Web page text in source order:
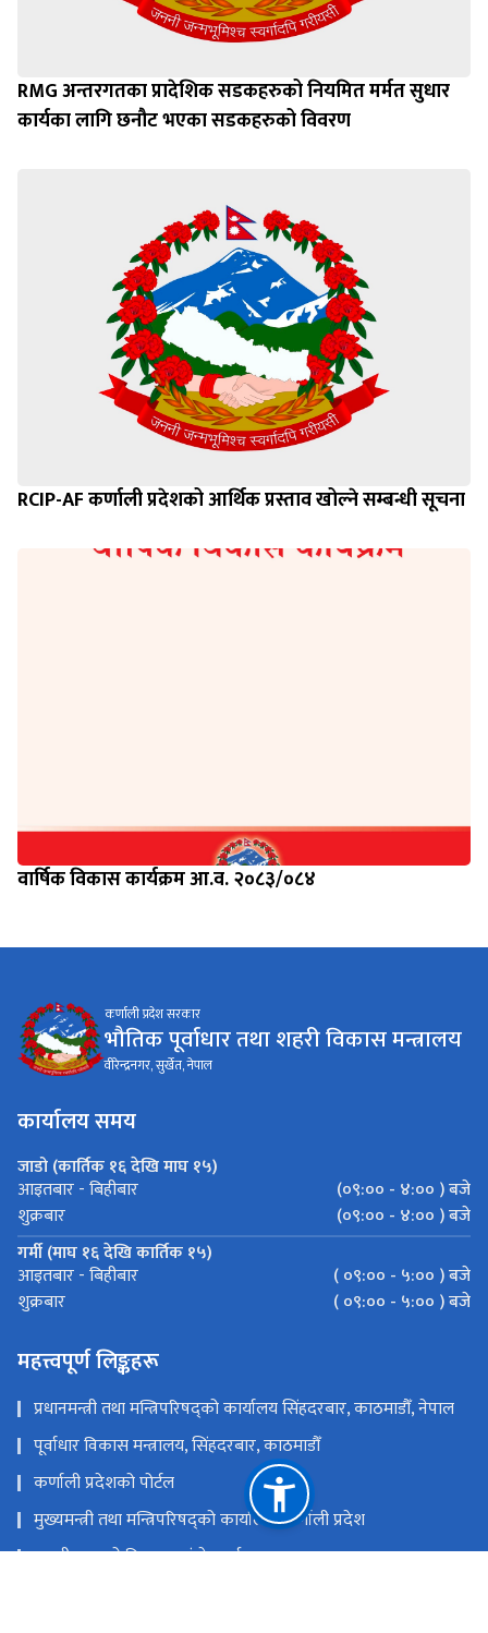
RMG अन्तरगतका प्रादेशिक सडकहरुको नियमित मर्मत सुधार
कार्यका लागि छनौट भएका सडकहरुको विवरण
RCIP-AF कर्णाली प्रदेशको आर्थिक प्रस्ताव खोल्ने सम्बन्धी सूचना
वार्षिक विकास कार्यक्रम आ.व. २०८३/०८४
कर्णाली प्रदेश सरकार
भौतिक पूर्वाधार तथा शहरी विकास मन्त्रालय
वीरेन्द्रनगर, सुर्खेत, नेपाल
कार्यालय समय
जाडो (कार्तिक १६ देखि माघ १५)
आइतबार - बिहीबार
(०९:०० - ४:०० ) बजे
शुक्रबार
(०९:०० - ४:०० ) बजे
गर्मी (माघ १६ देखि कार्तिक १५)
आइतबार - बिहीबार
( ०९:०० - ५:०० ) बजे
शुक्रबार
( ०९:०० - ५:०० ) बजे
महत्त्वपूर्ण लिङ्कहरू
प्रधानमन्त्री तथा मन्त्रिपरिषद्को कार्यालय सिंहदरबार, काठमाडौँ, नेपाल
पूर्वाधार विकास मन्त्रालय, सिंहदरबार, काठमाडौँ
कर्णाली प्रदेशको पोर्टल
मुख्यमन्त्री तथा मन्त्रिपरिषद्को कार्यालय, कर्णाली प्रदेश